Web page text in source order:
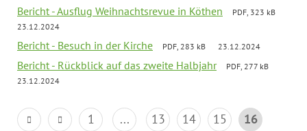
Bericht - Ausflug Weihnachtsrevue in Köthen
PDF, 323 kB
23.12.2024
Bericht - Besuch in der Kirche PDF, 283 kB 23.12.2024
Bericht - Rückblick auf das zweite Halbjahr
PDF, 277 kB
23.12.2024
1 ... 13 14 15
16